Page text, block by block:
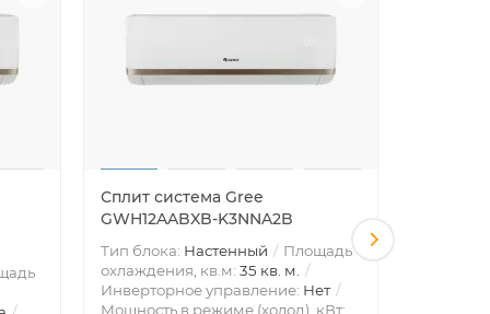
Сплит система Gree
GWH12AABXB-K3NNA2B
Тип блока: Настенный
Площадь
охлаждения, кв.м: 35 кв. м.
Инверторное управление: Нет
Мощность в режиме (холод), кВт: